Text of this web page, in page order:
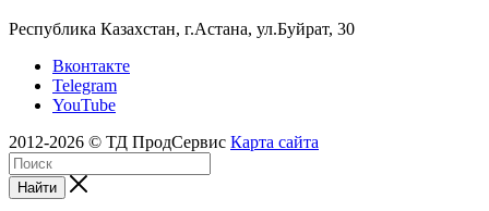
Республика Казахстан, г.Астана, ул.Буйрат, 30
Вконтакте
Telegram
YouTube
2012-2026 © ТД ПродСервис Карта сайта
Найти